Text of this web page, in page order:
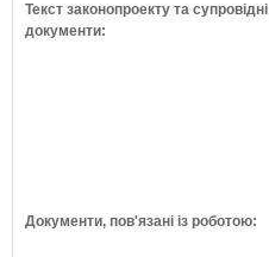
Текст законопроекту та супровідні
документи:
Документи, пов'язані із роботою: